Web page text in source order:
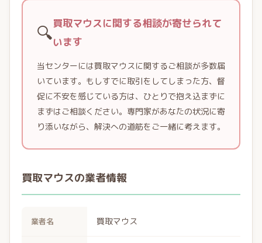
🔍買取マウスに関する相談が寄せられて
います
当センターには買取マウスに関するご相談が多数届
いています。もしすでに取引をしてしまった方、督
促に不安を感じている方は、ひとりで抱え込まずに
まずはご相談ください。専門家があなたの状況に寄
り添いながら、解決への道筋をご一緒に考えます。
買取マウスの業者情報
業者名 買取マウス